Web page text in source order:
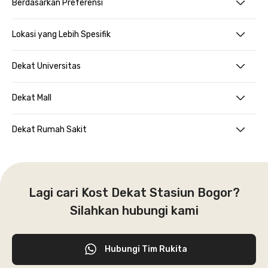
Berdasarkan Preferensi
Lokasi yang Lebih Spesifik
Dekat Universitas
Dekat Mall
Dekat Rumah Sakit
Lagi cari Kost Dekat Stasiun Bogor?
Silahkan hubungi kami
Hubungi Tim Rukita